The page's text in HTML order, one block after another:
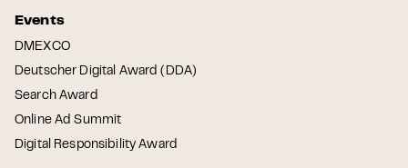
Events
DMEXCO
Deutscher Digital Award (DDA)
Search Award
Online Ad Summit
Digital Responsibility Award